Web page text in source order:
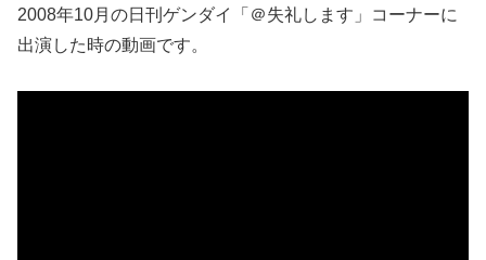
2008年10月の日刊ゲンダイ「＠失礼します」コーナーに
出演した時の動画です。